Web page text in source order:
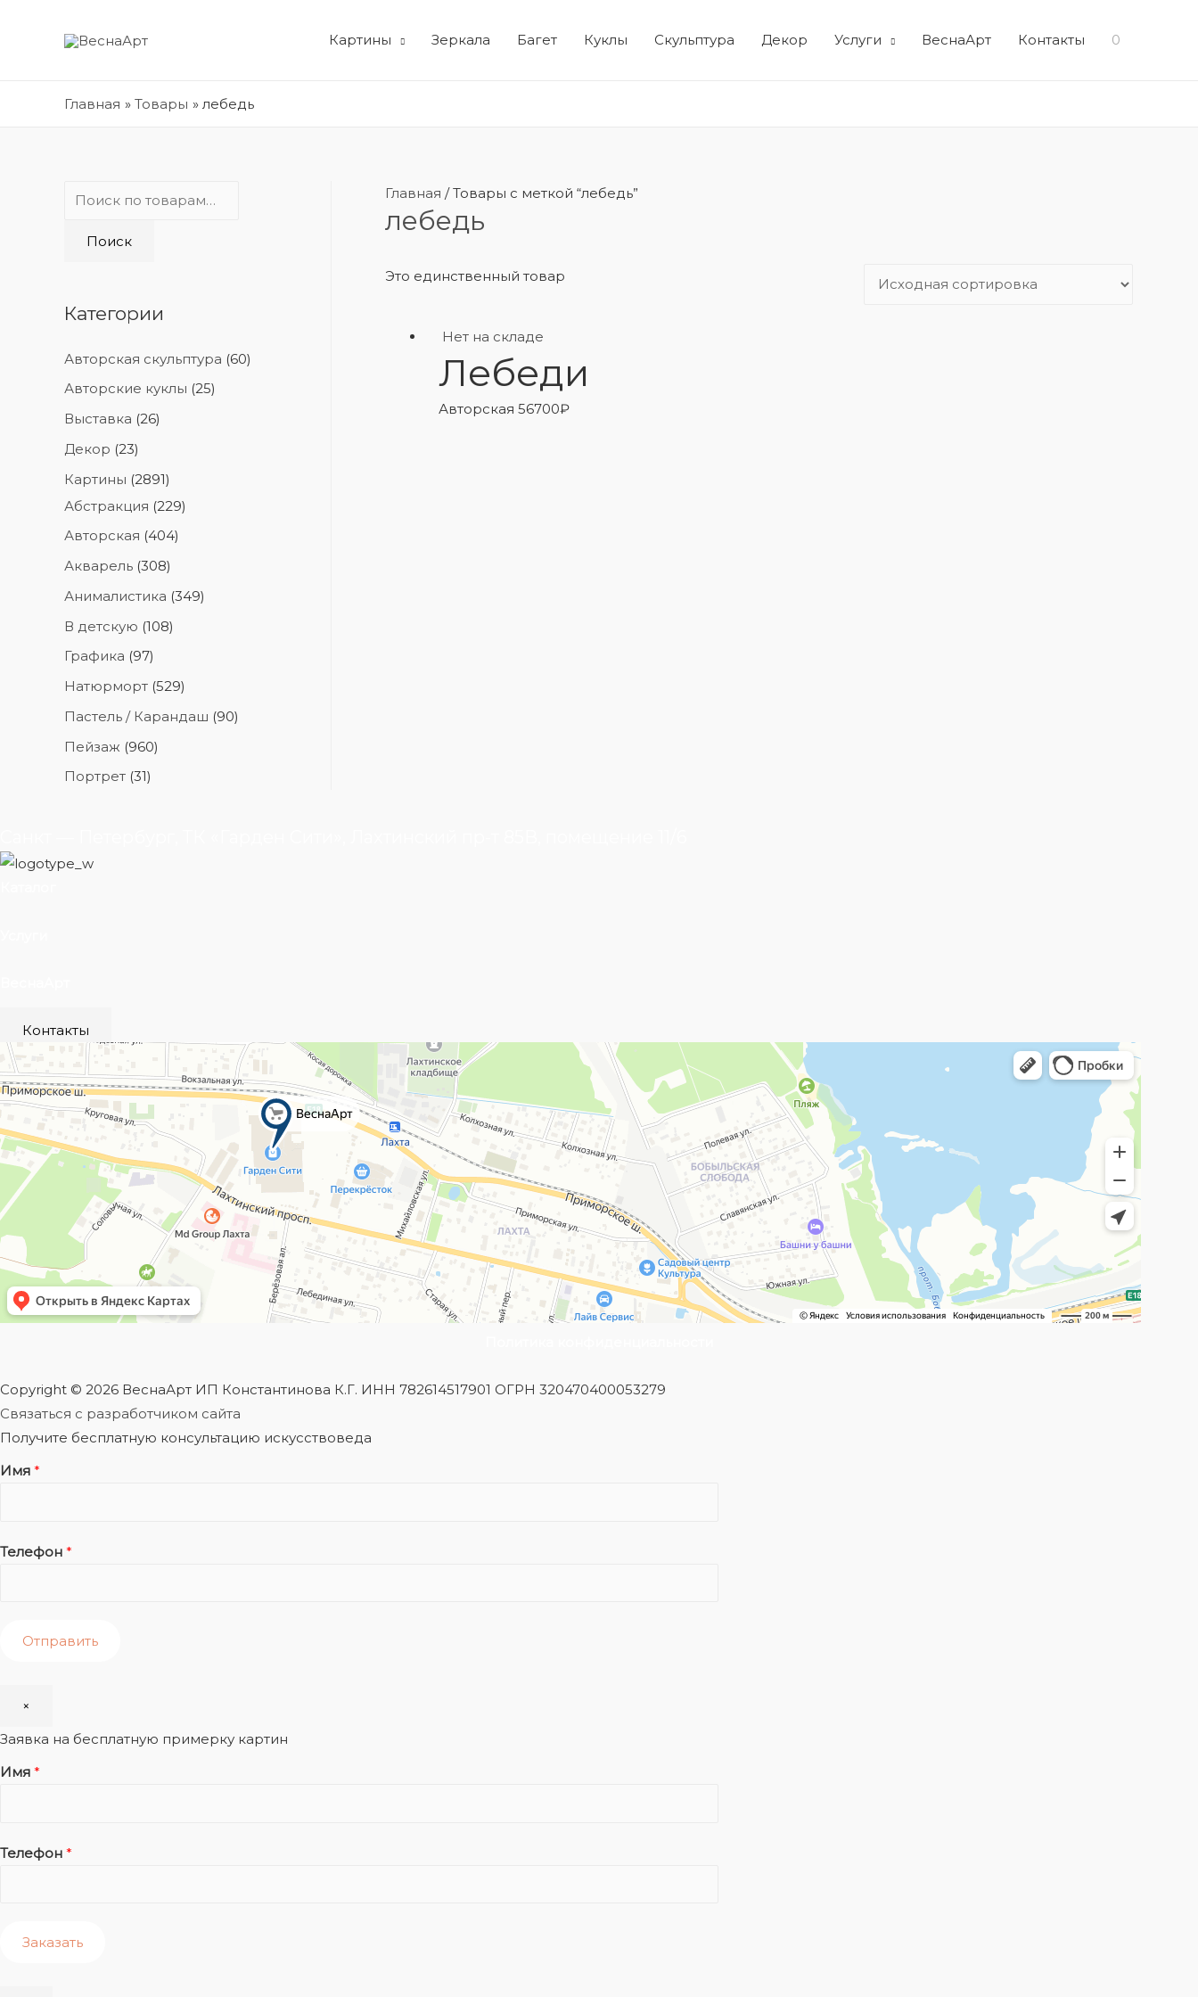
Картины Зеркала Багет Куклы Скульптура Декор Услуги ВеснаАрт Контакты 0
Главная Товары лебедь
Поиск
Категории
Авторская скульптура (60)
Авторские куклы (25)
Выставка (26)
Декор (23)
Картины (2891)
Абстракция (229)
Авторская (404)
Акварель (308)
Анималистика (349)
В детскую (108)
Графика (97)
Натюрморт (529)
Пастель / Карандаш (90)
Пейзаж (960)
Портрет (31)
Главная / Товары с меткой “лебедь”
лебедь
Это единственный товар
Нет на складе
Лебеди
Авторская 56700₽
Контакты
Copyright © 2026 ВеснаАрт ИП Константинова К.Г. ИНН 782614517901 ОГРН 320470400053279
Связаться с разработчиком сайта
Получите бесплатную консультацию искусствоведа
Имя *
Телефон *
Отправить
×
Заявка на бесплатную примерку картин
Имя *
Телефон *
Заказать